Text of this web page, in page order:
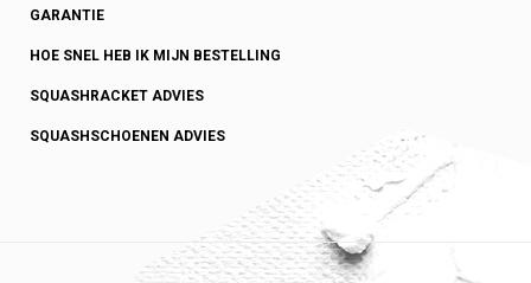
GARANTIE
HOE SNEL HEB IK MIJN BESTELLING
SQUASHRACKET ADVIES
SQUASHSCHOENEN ADVIES